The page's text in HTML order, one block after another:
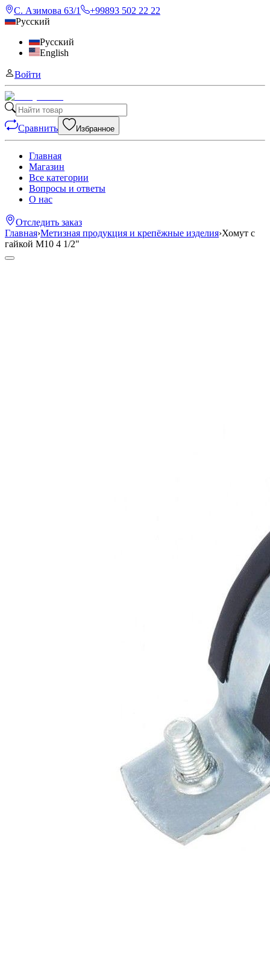
С. Азимова 63/1
+99893 502 22 22
Русский
Русский
English
Войти
Сравнить Избранное
Главная
Магазин
Все категории
Вопросы и ответы
О нас
Отследить заказ
Главная›Метизная продукция и крепёжные изделия›Хомут с
гайкой M10 4 1/2"